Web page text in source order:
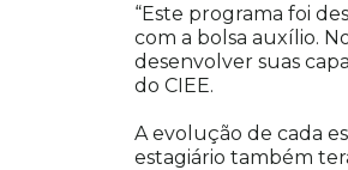
“Este programa foi
com a bolsa auxílio.
desenvolver suas
do CIEE.
A evolução de cada
estagiário também